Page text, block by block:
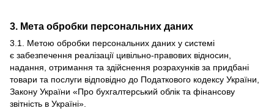
3. Мета обробки персональних даних
3.1. Метою обробки персональних даних у системі
є забезпечення реалізації цивільно-правових відносин,
надання, отримання та здійснення розрахунків за придбані
товари та послуги відповідно до Податкового кодексу України,
Закону України «Про бухгалтерський облік та фінансову
звітність в Україні».